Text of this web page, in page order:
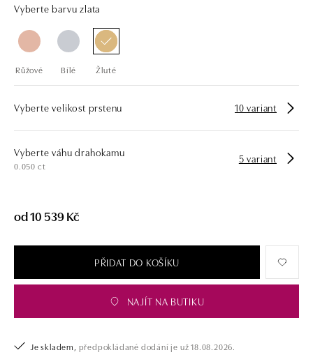
centrálními diamanty v několika barvách. Kolekce Classic First je snadno
náušnic s jedním až třemi dokonale broušenými diamanty a drahými
kameny. Šperky tvoří sladěné sety, ale najdete zde i samostatné kousky,
Společnost ALO diamonds vyrábí v Čechách šperky z diamantů a
opatřen certifikátem pravosti a dodán v luxusním balení. Ať už vybíráte
námi pouze šperk, ale také chytrou investici.
Vyberte barvu zlata
Růžové Bílé Žluté
Vyberte velikost prstenu 10 variant
Vyberte váhu drahokamu
0.050 ct
5 variant
od 10 539 Kč
PŘIDAT DO KOŠÍKU
NAJÍT NA BUTIKU
Je skladem, předpokládané dodání je už 18.08.2026.